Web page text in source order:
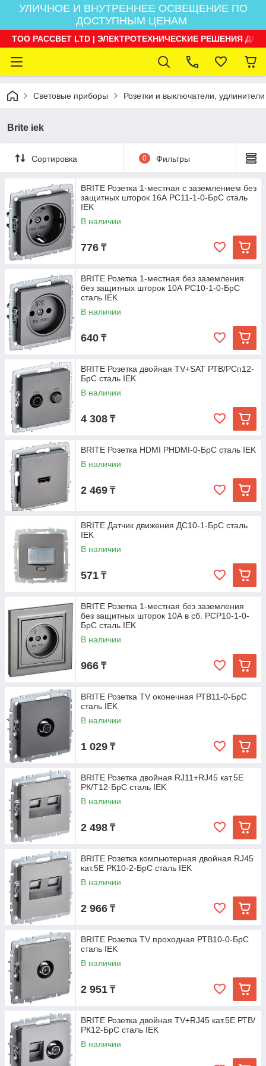
УЛИЧНОЕ И ВНУТРЕННЕЕ ОСВЕЩЕНИЕ ПО
ДОСТУПНЫМ ЦЕНАМ
ТОО РАССВЕТ LTD | ЭЛЕКТРОТЕХНИЧЕСКИЕ РЕШЕНИЯ
Световые приборы Розетки и выключатели, удлинители
Brite iek
Сортировка 0 Фильтры
BRITE Розетка 1-местная с заземлением без
защитных шторок 16А РС11-1-0-БрС сталь
IEK
В наличии
776 ₸
BRITE Розетка 1-местная без заземления
без защитных шторок 10А РС10-1-0-БрС
сталь IEK
В наличии
640 ₸
BRITE Розетка двойная TV+SAT РТВ/РСп12-
БрС сталь IEK
В наличии
4 308 ₸
BRITE Розетка HDMI РHDMI-0-БрС сталь IEK
В наличии
2 469 ₸
BRITE Датчик движения ДС10-1-БрС сталь
IEK
В наличии
571 ₸
BRITE Розетка 1-местная без заземления
без защитных шторок 10А в сб. РСР10-1-0-
БрС сталь IEK
В наличии
966 ₸
BRITE Розетка TV оконечная РТВ11-0-БрС
сталь IEK
В наличии
1 029 ₸
BRITE Розетка двойная RJ11+RJ45 кат.5E
РК/Т12-БрС сталь IEK
В наличии
2 498 ₸
BRITE Розетка компьютерная двойная RJ45
кат.5E РК10-2-БрС сталь IEK
В наличии
2 966 ₸
BRITE Розетка TV проходная РТВ10-0-БрС
сталь IEK
В наличии
2 951 ₸
BRITE Розетка двойная TV+RJ45 кат.5E РТВ/
РК12-БрС сталь IEK
В наличии